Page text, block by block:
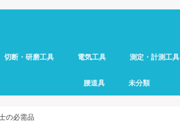
切断・研磨工具 電気工具 測定・計測工具
腰道具 未分類
の必需品